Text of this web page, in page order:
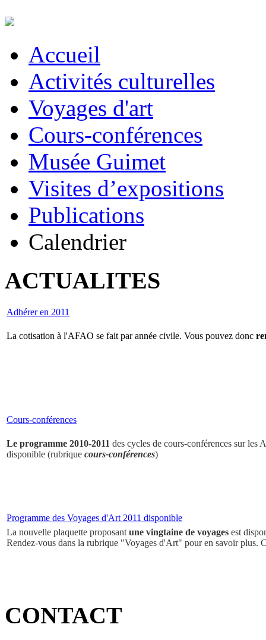
Accueil
Activités culturelles
Voyages d'art
Cours-conférences
Musée Guimet
Visites d’expositions
Publications
Calendrier
ACTUALITES
Adhérer en 2011
La cotisation à l'AFAO se fait par année civile. Vous pouvez donc
Cours-conférences
Le programme 2010-2011 des cycles de cours-conférences sur
disponible (rubrique cours-conférences)
Programme des Voyages d'Art 2011 disponible
La nouvelle plaquette proposantune vingtaine de voyages est
Rendez-vous dans la rubrique "Voyages d'Art" pour en savoir plus.
CONTACT